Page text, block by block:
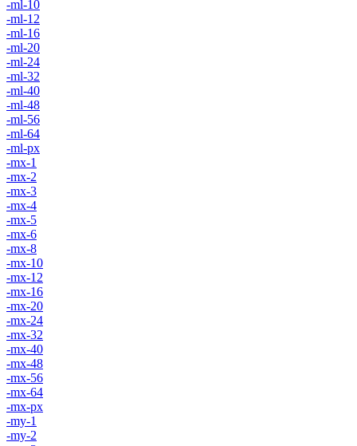
-ml-10
-ml-12
-ml-16
-ml-20
-ml-24
-ml-32
-ml-40
-ml-48
-ml-56
-ml-64
-ml-px
-mx-1
-mx-2
-mx-3
-mx-4
-mx-5
-mx-6
-mx-8
-mx-10
-mx-12
-mx-16
-mx-20
-mx-24
-mx-32
-mx-40
-mx-48
-mx-56
-mx-64
-mx-px
-my-1
-my-2